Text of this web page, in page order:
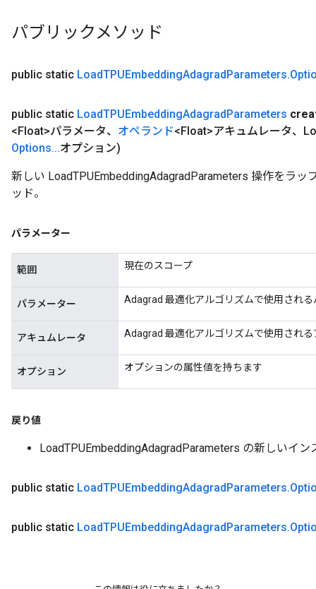
パブリックメソッド
public static LoadTPUEmbeddingAdagradParameters.
public static LoadTPUEmbeddingAdagradParameters
<Float>パラメータ、 オペランド<Float>アキュムレータ、
Options...オプション)
新しい LoadTPUEmbeddingAdagradParameters 操作をラ
ッド。
パラメーター
範囲 現在のスコープ
パラメーター Adagrad 最適化アルゴリズムで使用され
アキュムレータ Adagrad 最適化アルゴリズムで使用され
オプション オプションの属性値を持ちます
戻り値
LoadTPUEmbeddingAdagradParameters の新しいイン
public static LoadTPUEmbeddingAdagradParameters.
public static LoadTPUEmbeddingAdagradParameters.